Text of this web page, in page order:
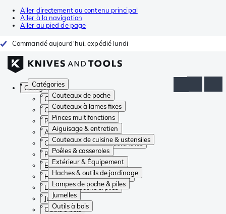
Aller directement au contenu principal
Aller à la navigation
Aller au pied de page
Commandé aujourd'hui, expédié lundi
Catégories
Couteaux de poche
Couteaux à lames fixes
Pinces multifonctions
Aiguisage & entretien
Couteaux de cuisine & ustensiles
Poêles & casseroles
Extérieur & Équipement
Haches & outils de jardinage
Lampes de poche & piles
Jumelles
Outils à bois
Catégories
Couteaux de poche
Couteaux à lames fixes
Pinces multifonctions
Aiguisage & entretien
Couteaux de cuisine & ustensiles
Poêles & casseroles
Extérieur & Équipement
Haches & outils de jardinage
Lampes de poche & piles
Jumelles
Outils à bois